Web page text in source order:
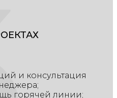
и консультация
горячей линии;